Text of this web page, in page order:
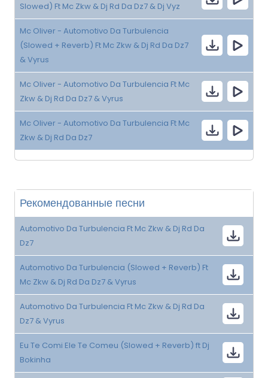
Slowed) Ft Mc Zkw & Dj Rd Da Dz7 & Dj Vyz
Mc Oliver - Automotivo Da Turbulencia
(Slowed + Reverb) Ft Mc Zkw & Dj Rd Da Dz7
& Vyrus
Mc Oliver - Automotivo Da Turbulencia Ft Mc
Zkw & Dj Rd Da Dz7 & Vyrus
Mc Oliver - Automotivo Da Turbulencia Ft Mc
Zkw & Dj Rd Da Dz7
Рекомендованные песни
Automotivo Da Turbulencia Ft Mc Zkw & Dj Rd Da
Dz7
Automotivo Da Turbulencia (Slowed + Reverb) Ft
Mc Zkw & Dj Rd Da Dz7 & Vyrus
Automotivo Da Turbulencia Ft Mc Zkw & Dj Rd Da
Dz7 & Vyrus
Eu Te Comi Ele Te Comeu (Slowed + Reverb) ft Dj
Bokinha